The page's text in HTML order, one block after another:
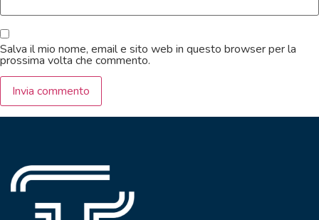
Salva il mio nome, email e sito web in questo browser per la
prossima volta che commento.